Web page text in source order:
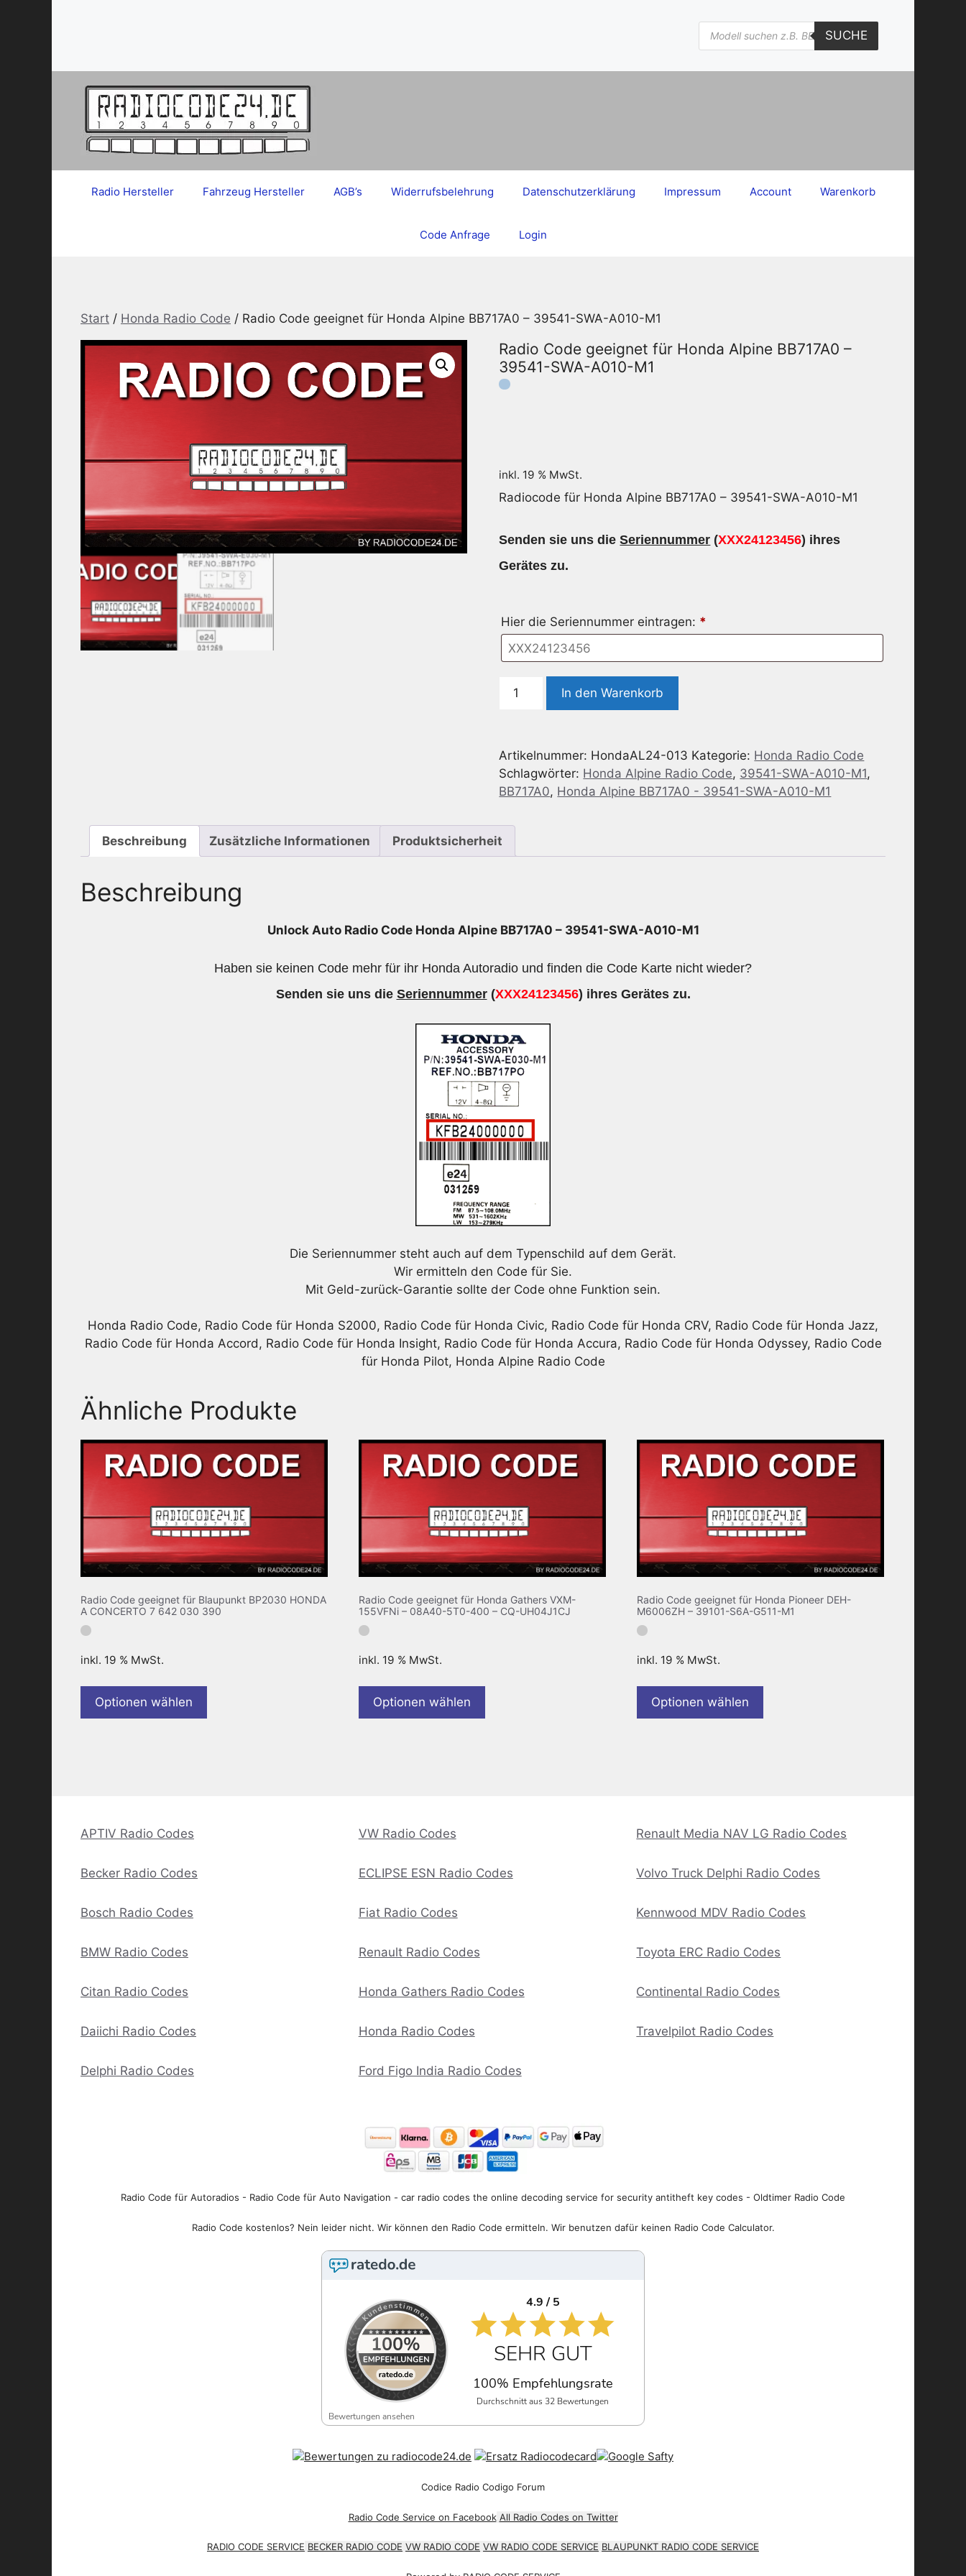
Products
search
SUCHE
Radio Hersteller Fahrzeug Hersteller AGB’s Widerrufsbelehrung Datenschutzerklärung Impressum Account Warenkorb
Code Anfrage Login
Start / Honda Radio Code / Radio Code geeignet für Honda Alpine BB717A0 – 39541-SWA-A010-M1
Radio Code geeignet für Honda Alpine BB717A0 –
39541-SWA-A010-M1
inkl. 19 % MwSt.
Radiocode für Honda Alpine BB717A0 – 39541-SWA-A010-M1
Senden sie uns dieSeriennummer (XXX24123456) ihres
Gerätes zu.
Hier die Seriennummer eintragen: *
Radio
Honda
Alpine
BB717A0
39541-
SWA-
In den Warenkorb
Artikelnummer: HondaAL24-013 Kategorie: Honda Radio Code
Schlagwörter: Honda Alpine Radio Code, 39541-SWA-A010-M1,
BB717A0, Honda Alpine BB717A0 - 39541-SWA-A010-M1
Beschreibung Zusätzliche Informationen Produktsicherheit
Beschreibung
Unlock Auto Radio Code Honda Alpine BB717A0 – 39541-SWA-A010-M1
Haben sie keinen Code mehr für ihr Honda Autoradio und finden die Code Karte nicht wieder?
Senden sie uns die Seriennummer(XXX24123456) ihres Gerätes zu.
Die Seriennummer steht auch auf dem Typenschild auf dem Gerät.
Wir ermitteln den Code für Sie.
Mit Geld-zurück-Garantie sollte der Code ohne Funktion sein.
Honda Radio Code, Radio Code für Honda S2000, Radio Code für Honda Civic, Radio Code für Honda CRV, Radio Code für Honda Jazz,
Radio Code für Honda Accord, Radio Code für Honda Insight, Radio Code für Honda Accura, Radio Code für Honda Odyssey, Radio Code
für Honda Pilot, Honda Alpine Radio Code
Ähnliche Produkte
Radio Code geeignet für Blaupunkt BP2030 HONDA
A CONCERTO 7 642 030 390
inkl. 19 % MwSt.
Optionen wählen
Radio Code geeignet für Honda Gathers VXM-
155VFNi – 08A40-5T0-400 – CQ-UH04J1CJ
inkl. 19 % MwSt.
Optionen wählen
Radio Code geeignet für Honda Pioneer DEH-
M6006ZH – 39101-S6A-G511-M1
inkl. 19 % MwSt.
Optionen wählen
APTIV Radio Codes
Becker Radio Codes
Bosch Radio Codes
BMW Radio Codes
Citan Radio Codes
Daiichi Radio Codes
Delphi Radio Codes
VW Radio Codes
ECLIPSE ESN Radio Codes
Fiat Radio Codes
Renault Radio Codes
Honda Gathers Radio Codes
Honda Radio Codes
Ford Figo India Radio Codes
Renault Media NAV LG Radio Codes
Volvo Truck Delphi Radio Codes
Kennwood MDV Radio Codes
Toyota ERC Radio Codes
Continental Radio Codes
Travelpilot Radio Codes
Radio Code für Autoradios - Radio Code für Auto Navigation - car radio codes the online decoding service for security antitheft key codes - Oldtimer Radio Code
Radio Code kostenlos? Nein leider nicht. Wir können den Radio Code ermitteln. Wir benutzen dafür keinen Radio Code Calculator.
4.9 / 5
SEHR GUT
100% Empfehlungsrate
Durchschnitt aus 32 Bewertungen
Bewertungen ansehen
Codice Radio Codigo Forum
Radio Code Service on Facebook All Radio Codes on Twitter
RADIO CODE SERVICE BECKER RADIO CODE VW RADIO CODE VW RADIO CODE SERVICE BLAUPUNKT RADIO CODE SERVICE